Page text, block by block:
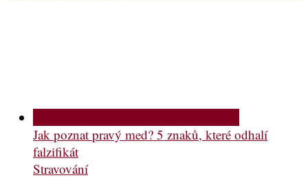
Jak poznat pravý med? 5 znaků, které odhalí
falzifikát
Stravování